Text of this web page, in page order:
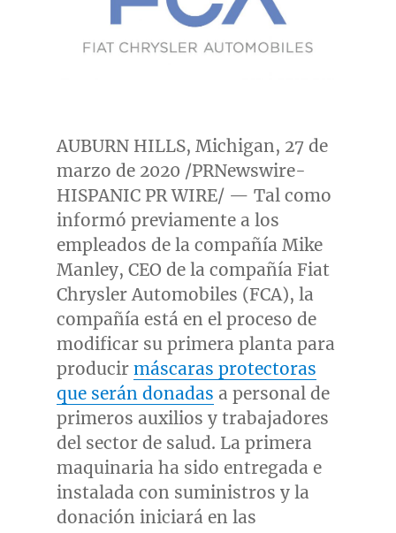
AUBURN HILLS, Michigan, 27 de
marzo de 2020 /PRNewswire-
HISPANIC PR WIRE/ — Tal como
informó previamente a los
empleados de la compañía Mike
Manley, CEO de la compañía Fiat
Chrysler Automobiles (FCA), la
compañía está en el proceso de
modificar su primera planta para
producir máscaras protectoras
que serán donadas a personal de
primeros auxilios y trabajadores
del sector de salud. La primera
maquinaria ha sido entregada e
instalada con suministros y la
donación iniciará en las